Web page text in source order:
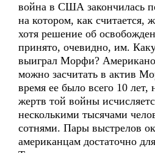
война в США закончилась
на котором, как
хотя решение об
принято, очевидно, им.
выиграл Морфи?
можно засчитать в актив
время ее было всего 10 лет,
жертв той войны
несколькими тысячами
сотнями. Пары выстрелов
американцам достаточно